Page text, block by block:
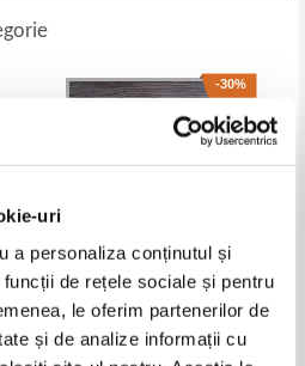
uri
a personaliza conținutul și
de rețele sociale și pentru
le oferim partenerilor de
și de analize informații cu
-30%
Gh. Al. Cazan - Istoria filosofiei
universale. Istoria filosofiei